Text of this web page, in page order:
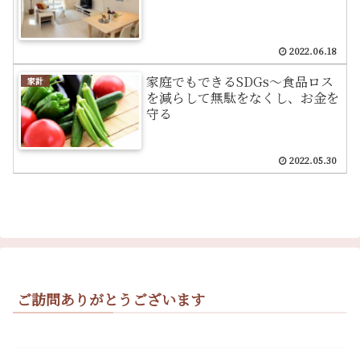
2022.06.18
家計
家庭でもできるSDGs～食品ロス
を減らして無駄をなくし、お金を
守る
2022.05.30
ご訪問ありがとうございます